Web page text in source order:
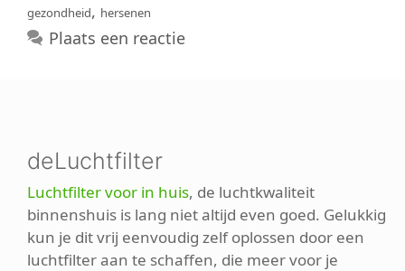
gezondheid, hersenen
Plaats een reactie
deLuchtfilter
Luchtfilter voor in huis, de luchtkwaliteit
binnenshuis is lang niet altijd even goed. Gelukkig
kun je dit vrij eenvoudig zelf oplossen door een
luchtfilter aan te schaffen, die meer voor je